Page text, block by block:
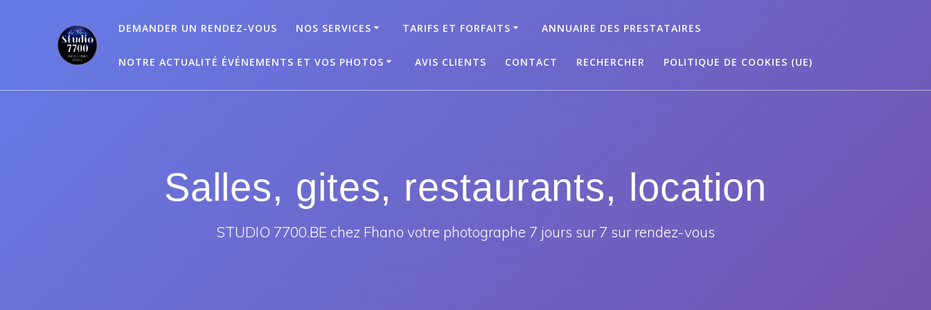
DEMANDER UN RENDEZ-VOUS NOS SERVICES TARIFS ET FORFAITS ANNUAIRE DES PRESTATAIRES
NOTRE ACTUALITÉ ÉVÉNEMENTS ET VOS PHOTOS AVIS CLIENTS CONTACT RECHERCHER POLITIQUE DE COOKIES (UE)
Salles, gites, restaurants, location
STUDIO 7700.BE chez Fhano votre photographe 7 jours sur 7 sur rendez-vous